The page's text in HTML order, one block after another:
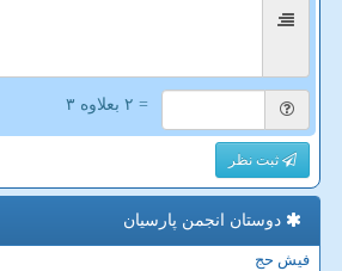
= ۲ بعلاوه ۳
ثبت نظر
دوستان انجمن پارسیان
فیش حج